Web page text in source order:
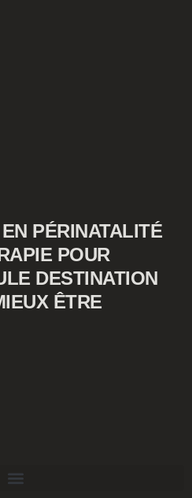
PÉRINATALITÉ
POUR
DESTINATION
ÊTRE